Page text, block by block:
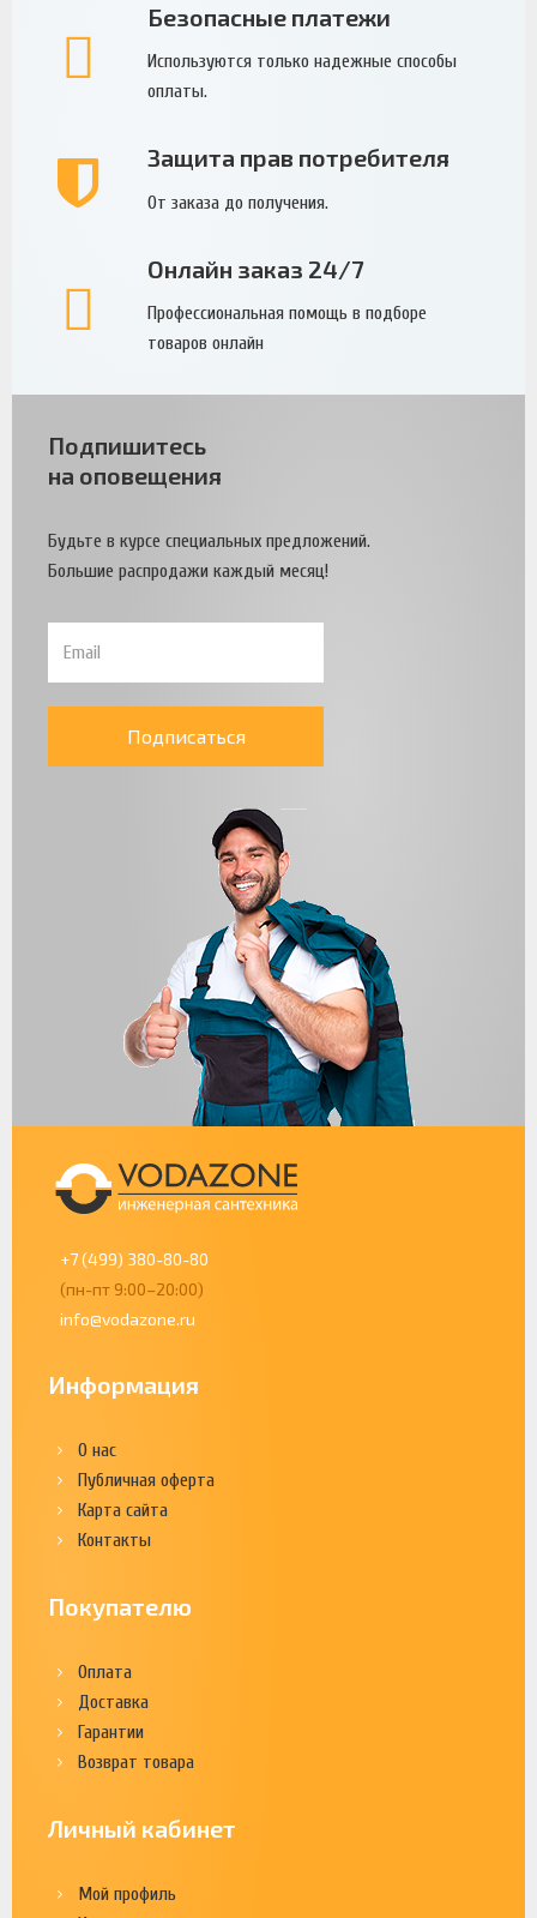
Безопасные платежи
Используются только надежные способы
оплаты.
Защита прав потребителя
От заказа до получения.
Онлайн заказ 24/7
Профессиональная помощь в подборе
товаров онлайн
Подпишитесь
на оповещения
Будьте в курсе специальных предложений.
Большие распродажи каждый месяц!
Подписаться
+7 (499) 380-80-80
(пн-пт 9:00–20:00)
info@vodazone.ru
Информация
О нас
Публичная оферта
Карта сайта
Контакты
Покупателю
Оплата
Доставка
Гарантии
Возврат товара
Личный кабинет
Мой профиль